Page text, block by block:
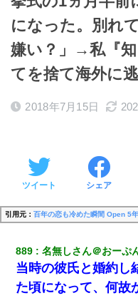
になった。別れ
嫌い？」→私『
てを捨て海外に
2018年7月15日
ツイート シェア
引用元： 百年の恋も冷めた瞬間 Open 5
889 名無しさん＠おーぷ
当時の彼氏と婚約し
た頃になって、何故